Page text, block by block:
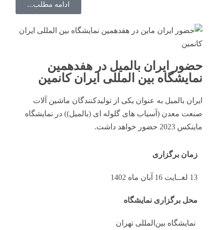
ادامه مطلب...
حضور ایران بالمیل در هفدهمین
نمایشگاه بین المللی ایران کانمین
ایران بالمیل به عنوان یکی از تولیدکنندگان ماشین آلات
صنعت معدن (آسیاب های گلوله ای (بالمیل)) در نمایشگاه
ماینکس 2023 حضور خواهد داشت.
زمان برگزاری
13 لغــایت 16 آبان ماه 1402
محل برگزاری نمایشگاه
نمایشگاه بین‌المللی تهران